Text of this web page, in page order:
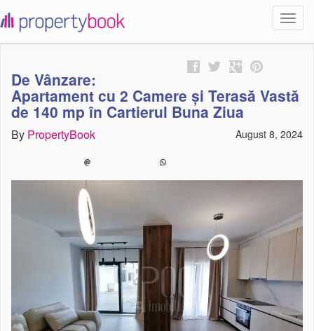
propertybook
De Vânzare:
Apartament cu 2 Camere și Terasă Vastă
de 140 mp în Cartierul Buna Ziua
August 8, 2024
By PropertyBook